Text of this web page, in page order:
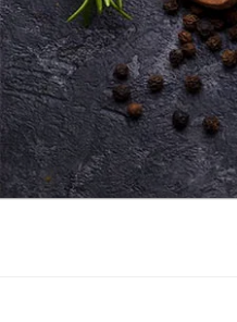
Aller
au
contenu
principal